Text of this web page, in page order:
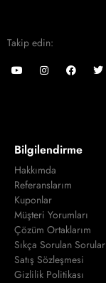
Takip edin:
Bilgilendirme
Hakkımda
Referanslarım
Kuponlar
Müşteri Yorumları
Çözüm Ortaklarım
Sıkça Sorulan Sorular
Satış Sözleşmesi
Gizlilik Politikası